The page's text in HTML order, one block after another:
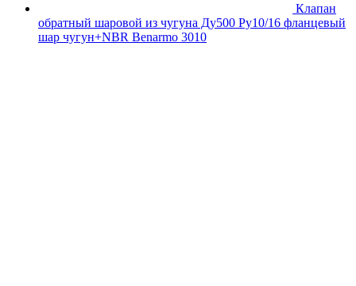
Клапан
обратный шаровой из чугуна Ду500 Ру10/16 фланцевый
шар чугун+NBR Benarmo 3010